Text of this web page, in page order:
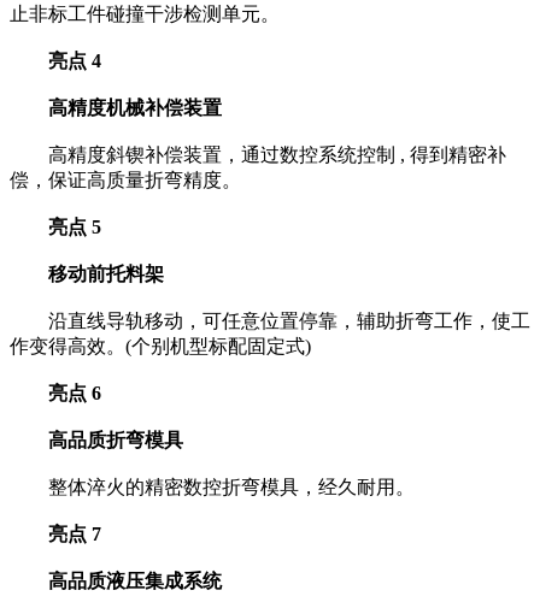
止非标工件碰撞干涉检测单元。
亮点 4
高精度机械补偿装置
高精度斜锲补偿装置，通过数控系统控制 , 得到精密补
偿，保证高质量折弯精度。
亮点 5
移动前托料架
沿直线导轨移动，可任意位置停靠，辅助折弯工作，使工
作变得高效。(个别机型标配固定式)
亮点 6
高品质折弯模具
整体淬火的精密数控折弯模具，经久耐用。
亮点 7
高品质液压集成系统